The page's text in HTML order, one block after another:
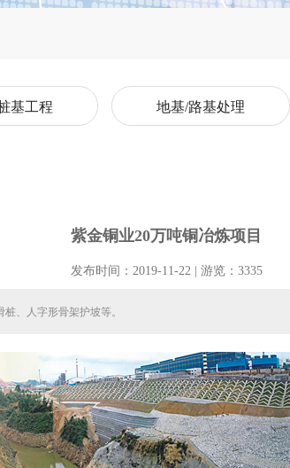
基工程 地基/路基处理
紫金铜业20万吨铜冶炼项目
发布时间：2019-11-22 | 游览：3335
、人字形骨架护坡等。